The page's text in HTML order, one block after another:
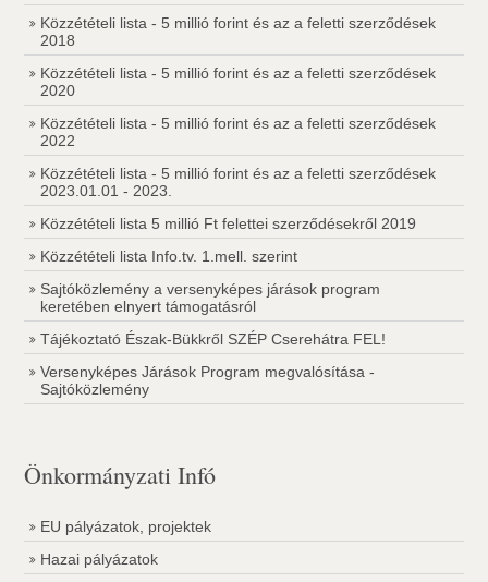
Közzétételi lista - 5 millió forint és az a feletti szerződések
2018
Közzétételi lista - 5 millió forint és az a feletti szerződések
2020
Közzétételi lista - 5 millió forint és az a feletti szerződések
2022
Közzétételi lista - 5 millió forint és az a feletti szerződések
2023.01.01 - 2023.
Közzétételi lista 5 millió Ft felettei szerződésekről 2019
Közzétételi lista Info.tv. 1.mell. szerint
Sajtóközlemény a versenyképes járások program
keretében elnyert támogatásról
Tájékoztató Észak-Bükkről SZÉP Cserehátra FEL!
Versenyképes Járások Program megvalósítása -
Sajtóközlemény
Önkormányzati Infó
EU pályázatok, projektek
Hazai pályázatok